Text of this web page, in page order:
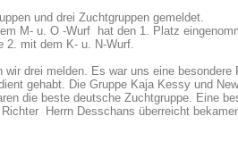
und drei Zuchtgruppen gemeldet.
M- u. O -Wurf hat den 1. Platz
2. mit dem K- u. N-Wurf.
wir drei melden. Es war uns eine
gehabt. Die Gruppe Kaja Kessy und
die beste deutsche Zuchtgruppe. Eine
Herrn Desschans überreicht